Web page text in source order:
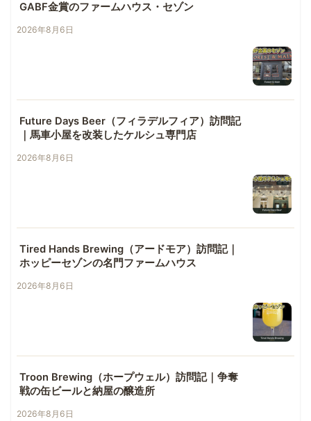
GABF金賞のファームハウス・セゾン
2026年8月6日
Future Days Beer（フィラデルフィア）訪問記
｜馬車小屋を改装したケルシュ専門店
2026年8月6日
Tired Hands Brewing（アードモア）訪問記｜
ホッピーセゾンの名門ファームハウス
2026年8月6日
Troon Brewing（ホープウェル）訪問記｜争奪
戦の缶ビールと納屋の醸造所
2026年8月6日